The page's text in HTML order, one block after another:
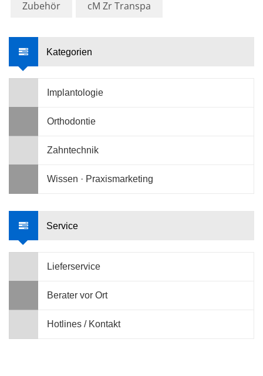
Zubehör cM Zr Transpa
Kategorien
Implantologie
Orthodontie
Zahntechnik
Wissen · Praxismarketing
Service
Lieferservice
Berater vor Ort
Hotlines / Kontakt